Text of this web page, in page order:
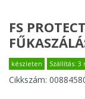
FS
készleten Szállítás: 3
Cikkszám: